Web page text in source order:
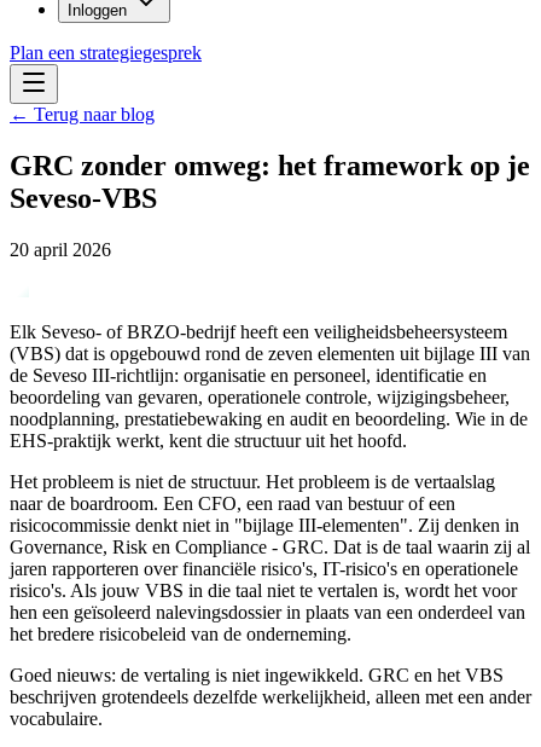
Inloggen
Plan een strategiegesprek
← Terug naar blog
GRC zonder omweg: het framework op je
Seveso-VBS
20 april 2026
Elk Seveso- of BRZO-bedrijf heeft een veiligheidsbeheersysteem
(VBS) dat is opgebouwd rond de zeven elementen uit bijlage III van
de Seveso III-richtlijn: organisatie en personeel, identificatie en
beoordeling van gevaren, operationele controle, wijzigingsbeheer,
noodplanning, prestatiebewaking en audit en beoordeling. Wie in de
EHS-praktijk werkt, kent die structuur uit het hoofd.
Het probleem is niet de structuur. Het probleem is de vertaalslag
naar de boardroom. Een CFO, een raad van bestuur of een
risicocommissie denkt niet in "bijlage III-elementen". Zij denken in
Governance, Risk en Compliance - GRC. Dat is de taal waarin zij al
jaren rapporteren over financiële risico's, IT-risico's en operationele
risico's. Als jouw VBS in die taal niet te vertalen is, wordt het voor
hen een geïsoleerd nalevingsdossier in plaats van een onderdeel van
het bredere risicobeleid van de onderneming.
Goed nieuws: de vertaling is niet ingewikkeld. GRC en het VBS
beschrijven grotendeels dezelfde werkelijkheid, alleen met een ander
vocabulaire.